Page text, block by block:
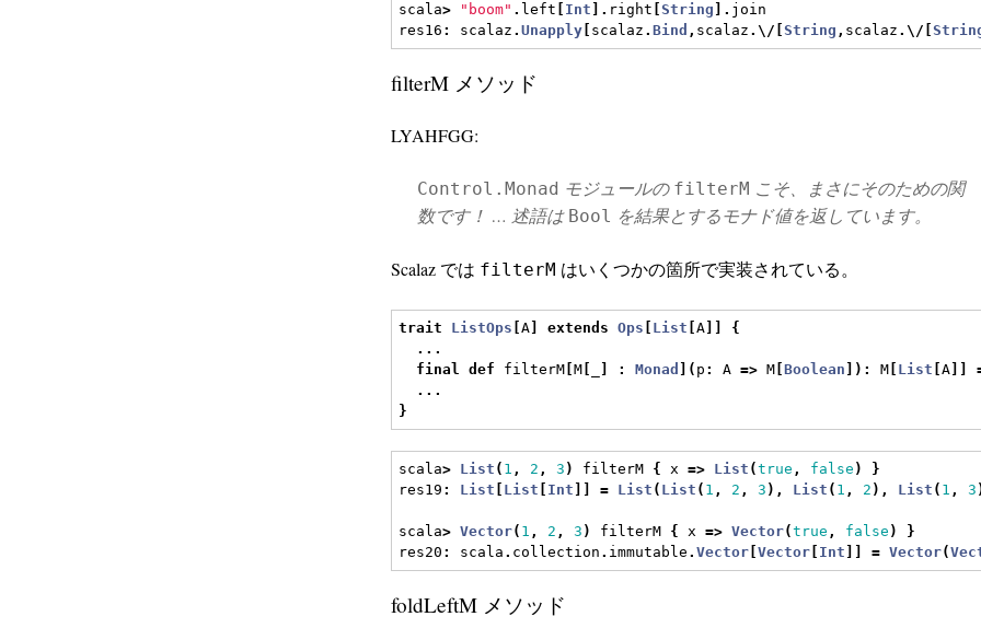
scala> "boom" . left Int ]. right [String ]. join
res16 : scalaz .Unapply scalaz .Bind , scalaz .\/[String , scalaz .\/[
filterM メソッド
LYAHFGG:
Control.Monad モジュールの filterM こそ、まさにそのための関
数です！ … 述語は Bool を結果とするモナド値を返しています。
Scalaz では filterM はいくつかの箇所で実装されている。
trait ListOps [A extends Ops List [A
{
...
final
def filterM [M : Monad ]( p : A => M [Boolean ]): M List [A
...
}
scala> List ( 1 , 2 , 3 ) filterM { x => List (true , false )
}
res19 : List List Int = List ( List ( 1 , 2 , 3 ), List ( 1 , 2 ), List ( 1 , 3
scala> Vector( 1 , 2 , 3 ) filterM { x => Vector(true , false )
}
res20 : scala . collection . immutable .Vector [Vector Int = Vector(
foldLeftM メソッド